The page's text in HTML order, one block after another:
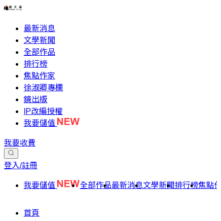
最新消息
文學新聞
全部作品
排行榜
焦點作家
徐淑卿專欄
鏡出版
IP改編授權
我要儲值
我要收費
登入/註冊
我要儲值 全部作品最新消息文學新聞排行榜焦點
首頁